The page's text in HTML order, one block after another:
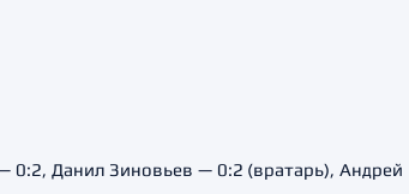
Данил Зиновьев — 0:2 (вратарь), Андрей